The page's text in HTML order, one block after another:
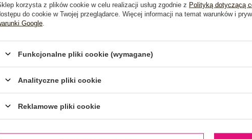
Zwroty i reklamacje Opinie o produkcie(1)
korzysta z plików cookie w celu realizacji usług zgodnie z Polityką dotyczącą
do cookie w Twojej przeglądarce. Więcej informacji na temat warunków i
Google
Funkcjonalne pliki cookie (wymagane)
Analityczne pliki cookie
Reklamowe pliki cookie